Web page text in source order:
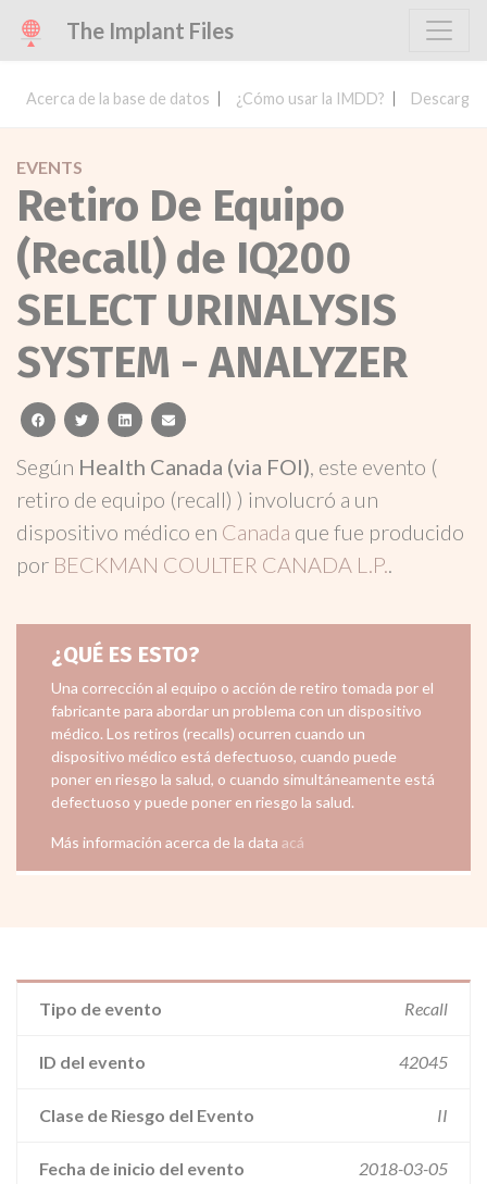
The Implant Files
Acerca de la base de datos ¿Cómo usar la IMDD? Descargar
EVENTS
Retiro De Equipo
(Recall) de IQ200
SELECT URINALYSIS
SYSTEM - ANALYZER
facebooktwitterlinkedinemail
Según Health Canada (via FOI), este evento (
retiro de equipo (recall) ) involucró a un
dispositivo médico en Canada que fue producido
por BECKMAN COULTER CANADA L.P..
¿QUÉ ES ESTO?
Una corrección al equipo o acción de retiro tomada por el
fabricante para abordar un problema con un dispositivo
médico. Los retiros (recalls) ocurren cuando un
dispositivo médico está defectuoso, cuando puede
poner en riesgo la salud, o cuando simultáneamente está
defectuoso y puede poner en riesgo la salud.
Más información acerca de la data acá
Tipo de evento Recall
ID del evento 42045
Clase de Riesgo del Evento II
Fecha de inicio del evento 2018-03-05